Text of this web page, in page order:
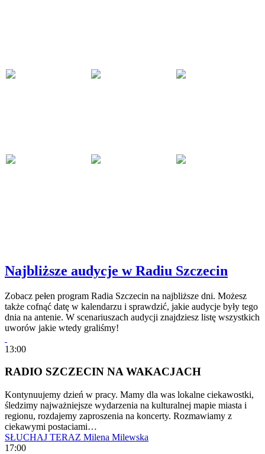
Najbliższe audycje w Radiu Szczecin
Zobacz pełen program Radia Szczecin na najbliższe dni. Możesz
także cofnąć datę w kalendarzu i sprawdzić, jakie audycje były tego
dnia na antenie. W scenariuszach audycji znajdziesz listę wszystkich
uworów jakie wtedy graliśmy!
13:00
RADIO SZCZECIN NA WAKACJACH
Kontynuujemy dzień w pracy. Mamy dla was lokalne ciekawostki,
śledzimy najważniejsze wydarzenia na kulturalnej mapie miasta i
regionu, rozdajemy zaproszenia na koncerty. Rozmawiamy z
ciekawymi postaciami…
SŁUCHAJ TERAZ Milena Milewska
17:00